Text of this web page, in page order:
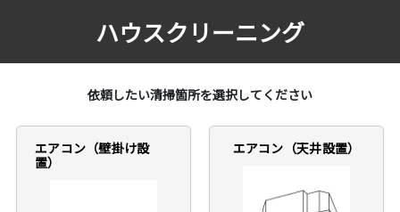
ハウスクリーニング
依頼したい清掃箇所を選択してください
エアコン（壁掛け設
置）
エアコン（天井設置）